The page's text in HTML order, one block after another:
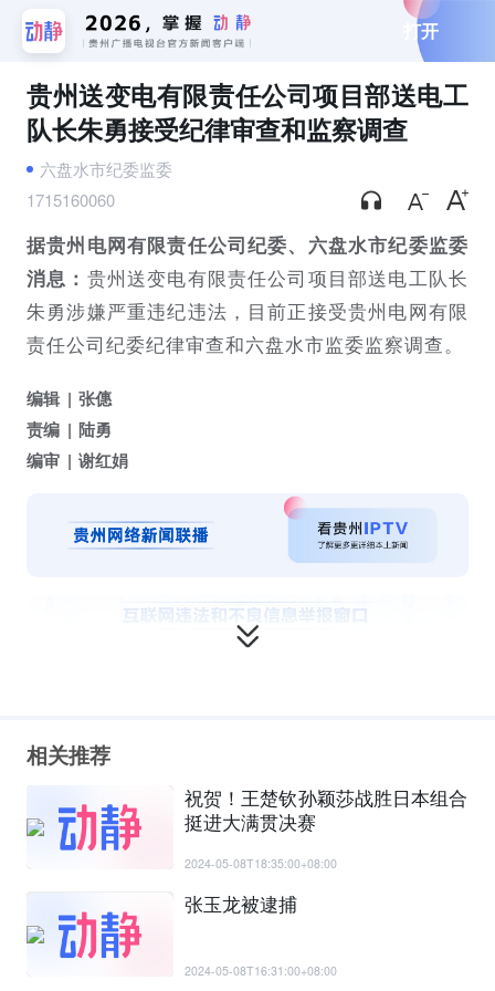
打开
贵州送变电有限责任公司项目部送电工
队长朱勇接受纪律审查和监察调查
六盘水市纪委监委
1715160060
据贵州电网有限责任公司纪委、六盘水市纪委监委
消息： 贵州送变电有限责任公司项目部送电工队长
朱勇涉嫌严重违纪违法，目前正接受贵州电网有限
责任公司纪委纪律审查和六盘水市监委监察调查。
编辑
张僡
责编
陆勇
编审
谢红娟
相关推荐
祝贺！王楚钦孙颖莎战胜日本组合
挺进大满贯决赛
2024-05-08T18:35:00+08:00
张玉龙被逮捕
2024-05-08T16:31:00+08:00